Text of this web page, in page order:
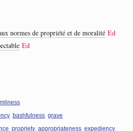
normes de propriété et de moralité Ed
Ed
bashfulness grave
propriety appropriateness expediency